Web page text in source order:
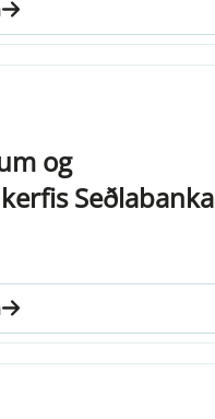
og
Seðlabanka